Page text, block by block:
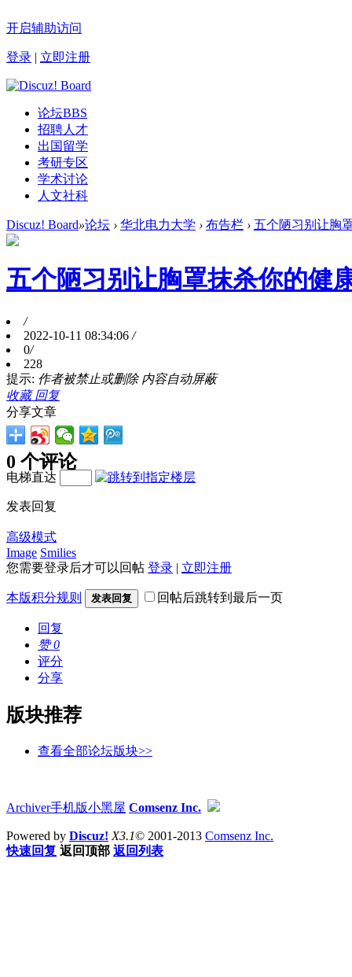
开启辅助访问
登录 | 立即注册
论坛BBS
招聘人才
出国留学
考研专区
学术讨论
人文社科
Discuz! Board»论坛 › 华北电力大学 › 布告栏 › 五个陋习别让胸
五个陋习别让胸罩抹杀你的健
/
2022-10-11 08:34:06 /
0/
228
提示: 作者被禁止或删除 内容自动屏蔽
收藏回复
分享文章
0 个评论
电梯直达
发表回复
高级模式
Image Smilies
您需要登录后才可以回帖 登录 | 立即注册
本版积分规则 发表回复 回帖后跳转到最后一页
回复
赞0
评分
分享
版块推荐
查看全部论坛版块>>
Archiver手机版小黑屋 Comsenz Inc.
Powered by Discuz! X3.1© 2001-2013 Comsenz Inc.
快速回复 返回顶部 返回列表